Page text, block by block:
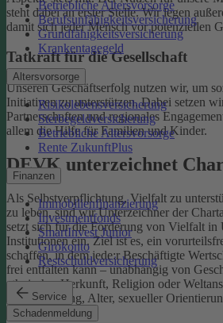
Betriebliche Altersvorsorge
Berufsunfähigkeitsversicherung
Grundfähigkeitsversicherung
Krankentagegeld
Altersvorsorge
Risikolebensversicherung
Sterbegeldversicherung
Betriebliche Altersvorsorge
Rente ZukunftPlus
Finanzen
Immobilienfinanzierung
Investmentfonds
SmartInvest Junior
Girokonto
Restschuldversicherung
Service
Schadenmeldung
steht dabei an erster Stelle.Wir legen
damit sich jeder Mensch vor potenziellen
Tatkraft für die Gesellschaft
Unseren Geschäftserfolg nutzen wir, um
Initiativen zu unterstützen. Dabei setzen
Partnerschaften und regionales
allem die Hilfe für Familien und Kinder.
DEVK unterzeichnet
Als Selbstverpflichtung, Vielfalt zu
zu leben, sind wir Unterzeichner der
setzt sich für die Förderung von Vielfalt in
Institutionen ein.Ziel ist es, ein
schaffen, in dem jede:r Beschäftigte
frei entfalten kann – unabhängig von
ethnischer Herkunft, Religion oder
Einschränkung, Alter, sexueller
Identität.